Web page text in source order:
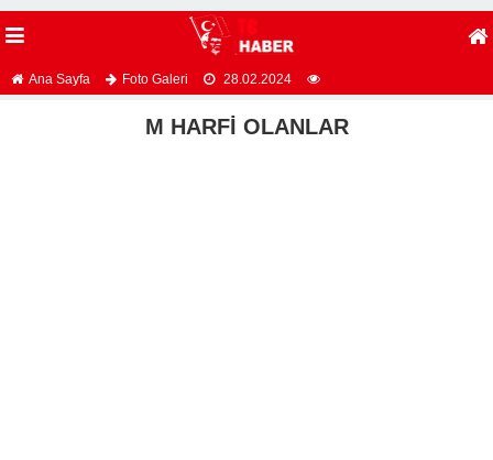
Ana Sayfa Foto Galeri 28.02.2024
M HARFİ OLANLAR